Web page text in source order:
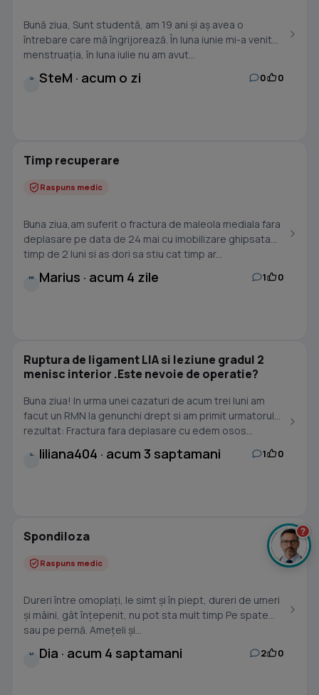
Bună ziua, Sunt studentă, am 19 ani și aș avea o
întrebare care mă îngrijorează. În luna iunie mi-a venit
menstruația, în luna iulie nu am avut...
S SteM · acum o zi 0 0
Timp recuperare
Raspuns medic
Buna ziua,am suferit o fractura de maleola mediala fara
deplasare pe data de 24 mai cu imobilizare ghipsata
timp de 2 luni si as dori sa stiu cat timp ar...
M Marius · acum 4 zile 1 0
Ruptura de ligament LIA si leziune gradul 2
menisc interior .Este nevoie de operatie?
Buna ziua! In urma unei cazaturi de acum trei luni am
facut un RMN la genunchi drept si am primit urmatorul
rezultat: Fractura fara deplasare cu edem osos...
L liliana404 · acum 3 saptamani 1 0
Spondiloza
Raspuns medic
Dureri între omoplați, le simt și în piept, dureri de umeri
și mâini, gât înțepenit, nu pot sta mult timp Pe spate
sau pe pernă. Amețeli și...
D Dia · acum 4 saptamani 2 0
?